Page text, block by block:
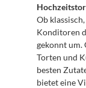
Ob
Konditoren
gekonnt um.
Torten und
besten
bietet eine